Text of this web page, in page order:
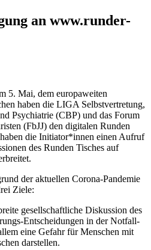
an www.runder-
5. Mai, dem europaweiten
haben die LIGA Selbstvertretung,
Psychiatrie (CBP) und das Forum
(FbJJ) den digitalen Runden
die Initiator*innen einen Aufruf
des Runden Tisches auf
der aktuellen Corona-Pandemie
Ziele:
gesellschaftliche Diskussion des
Entscheidungen in der Notfall-
eine Gefahr für Menschen mit
darstellen.